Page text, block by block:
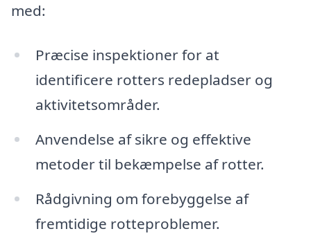
med:
Præcise inspektioner for at
identificere rotters redepladser og
aktivitetsområder.
Anvendelse af sikre og effektive
metoder til bekæmpelse af rotter.
Rådgivning om forebyggelse af
fremtidige rotteproblemer.